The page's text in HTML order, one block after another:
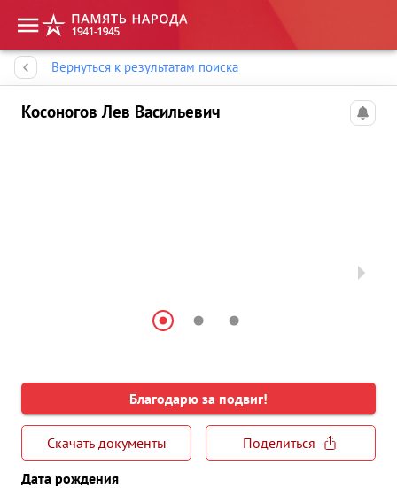
Вернуться к результатам поиска
Косоногов Лев Васильевич
Благодарю за подвиг!
Скачать документы
Поделиться
Дата рождения
Память народа